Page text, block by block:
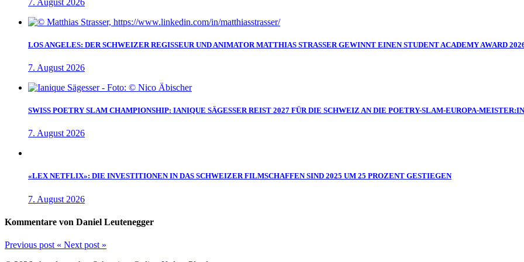
LOS ANGELES: DER SCHWEIZER REGISSEUR UND ANIMATOR MATTHIAS STRASSER GEWINNT EINEN STUDENT ACADEMY AWARD
7. August 2026
SWISS POETRY SLAM CHAMPIONSHIP: IANIQUE SÄGESSER REIST 2027 FÜR DIE SCHWEIZ AN DIE POETRY-SLAM-EUROPA-
7. August 2026
«LEX NETFLIX»: DIE INVESTITIONEN IN DAS SCHWEIZER FILMSCHAFFEN SIND 2025 UM 25 PROZENT GESTIEGEN
7. August 2026
Kommentare von Daniel Leutenegger
Previous post « Next post »